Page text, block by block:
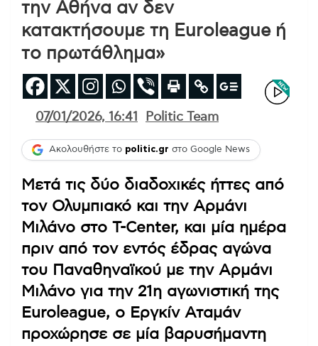
την Αθήνα αν δεν
κατακτήσουμε τη Euroleague ή
το πρωτάθλημα»
07/01/2026, 16:41 Politic Team
Ακολουθήστε το politic.gr στο Google News
Μετά τις δύο διαδοχικές ήττες από
τον Ολυμπιακό και την Αρμάνι
Μιλάνο στο T-Center, και μία ημέρα
πριν από τον εντός έδρας αγώνα
του Παναθηναϊκού με την Αρμάνι
Μιλάνο για την 21η αγωνιστική της
Euroleague, ο Εργκίν Αταμάν
προχώρησε σε μία βαρυσήμαντη